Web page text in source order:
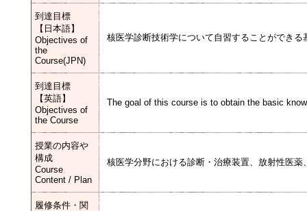
到達目標
【日本語】
Objectives of
the
Course(JPN)
核医学診断技術学について自習することができ
到達目標
【英語】
Objectives of
the Course
The goal of this course is to obtain the basic
授業の内容や
構成
Course
Content / Plan
核医学分野における診断・治療装置、放射性医
履修条件・関